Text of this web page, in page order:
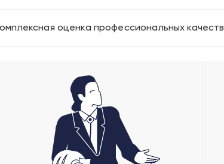
оценка профессиональных качеств